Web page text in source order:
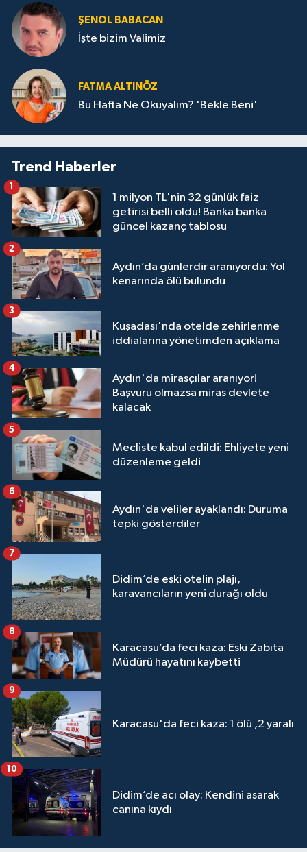
ŞENOL BABACAN
İşte bizim Valimiz
FATMA ALTINÖZ
Bu Hafta Ne Okuyalım? 'Bekle Beni'
Trend Haberler
1 milyon TL'nin 32 günlük faiz
getirisi belli oldu! Banka banka
güncel kazanç tablosu
1
Aydın’da günlerdir aranıyordu: Yol
kenarında ölü bulundu
2
Kuşadası'nda otelde zehirlenme
iddialarına yönetimden açıklama
3
Aydın'da mirasçılar aranıyor!
Başvuru olmazsa miras devlete
kalacak
4
Mecliste kabul edildi: Ehliyete yeni
düzenleme geldi
5
Aydın'da veliler ayaklandı: Duruma
tepki gösterdiler
6
Didim’de eski otelin plajı,
karavancıların yeni durağı oldu
7
Karacasu’da feci kaza: Eski Zabıta
Müdürü hayatını kaybetti
8
Karacasu'da feci kaza: 1 ölü ,2 yaralı
9
Didim’de acı olay: Kendini asarak
canına kıydı
10